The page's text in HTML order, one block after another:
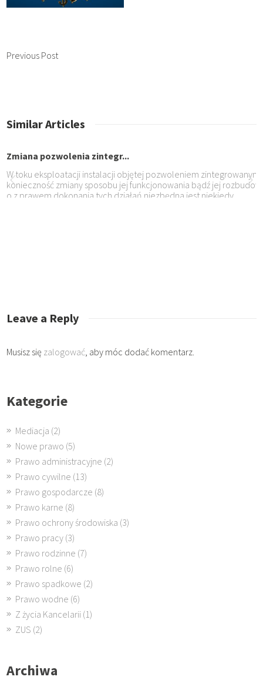
Previous Post
Similar Articles
Zmiana pozwolenia zintegr...
W toku eksploatacji instalacji objętej pozwoleniem zintegrowanym
konieczność zmiany sposobu jej funkcjonowania bądź jej
o z prawem dokonania tych działań niezbędna jest niekiedy
Leave a Reply
Musisz się zalogować , aby móc dodać komentarz.
Kategorie
Mediacja (2)
Nowe prawo (5)
Prawo administracyjne (2)
Prawo cywilne (13)
Prawo gospodarcze (8)
Prawo karne (8)
Prawo ochrony środowiska (3)
Prawo pracy (3)
Prawo rodzinne (7)
Prawo rolne (6)
Prawo spadkowe (2)
Prawo wodne (6)
Z życia Kancelarii (1)
ZUS (2)
Archiwa